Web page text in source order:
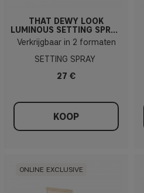
THAT DEWY LOOK
LUMINOUS SETTING SPRAY
100ml
Verkrijgbaar in 2 formaten
SETTING SPRAY
27 €
KOOP
ONLINE EXCLUSIVE